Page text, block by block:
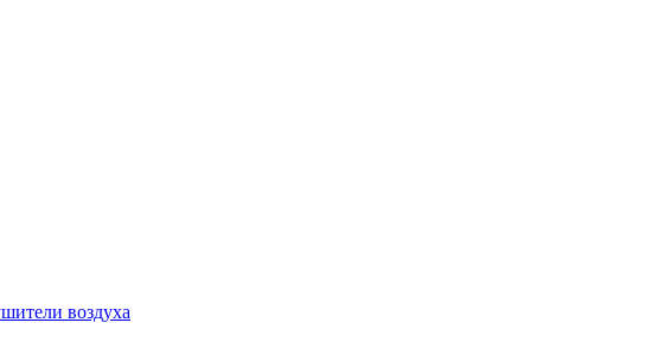
воздуха